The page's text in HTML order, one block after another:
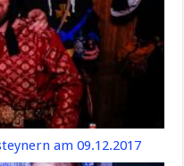
am 09.12.2017